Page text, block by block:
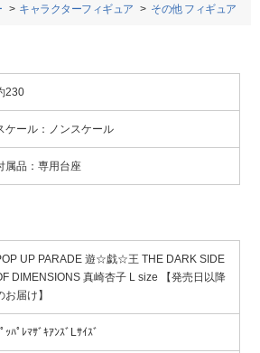
キャラクターフィギュア その他 フィギュア
230
ケール：ノンスケール
属品：専用台座
UP PARADE 遊☆戯☆王 THE DARK SIDE
DIMENSIONS 真崎杏子 L size 【発売日以降
お届け】
ｯﾊﾟﾚﾏｻﾞｷｱﾝｽﾞLｻｲｽﾞ